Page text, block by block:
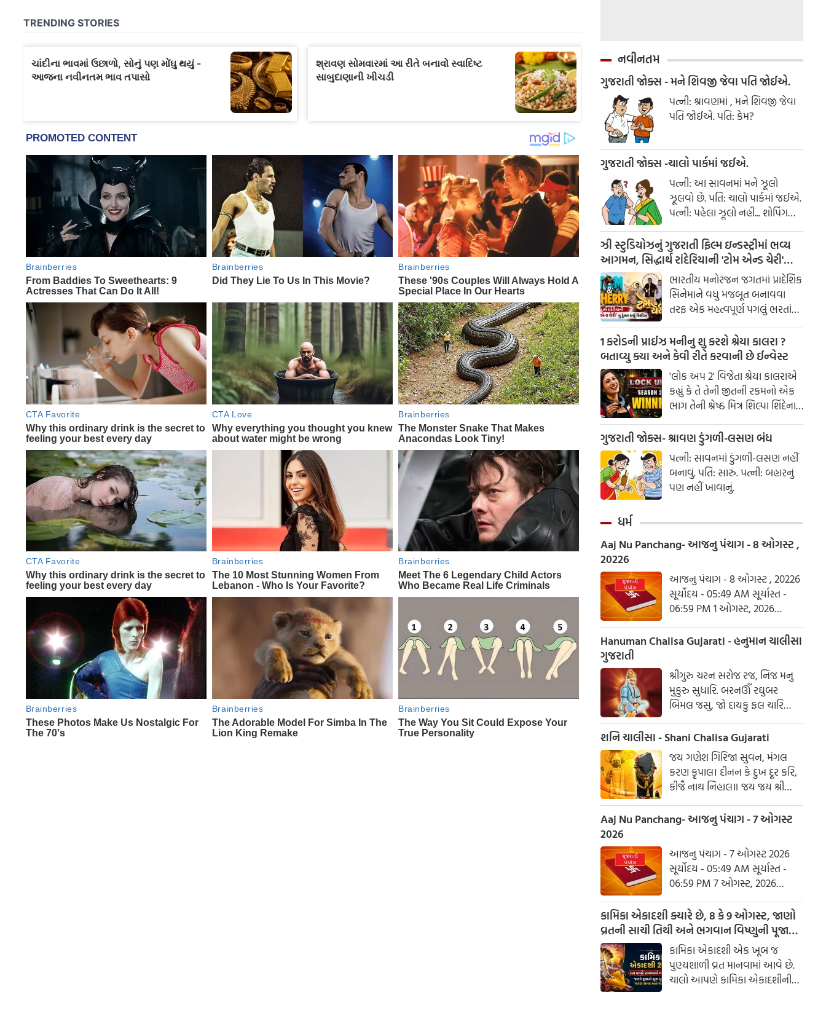
નવીનતમ
ગુજરાતી જોક્સ - મને શિવજી જેવા પતિ જોઈએ.
પત્ની: શ્રાવણમાં , મને શિવજી જેવા
પતિ જોઈએ. પતિ: કેમ?
ગુજરાતી જોક્સ -ચાલો પાર્કમાં જઈએ.
પત્ની: આ સાવનમાં મને ઝૂલો
ઝૂલવો છે. પતિ: ચાલો પાર્કમાં જઈએ.
પત્ની: પહેલા ઝૂલો નહીં... શોપિંગ
કરાવ!
ઝી સ્ટુડિયોઝનું ગુજરાતી ફિલ્મ ઇન્ડસ્ટ્રીમાં ભવ્ય
આગમન, સિદ્ધાર્થ રાંદેરિયાની 'ટોમ એન્ડ ચેરી'
સાથે કરશે શરૂઆત; ટ્રેલર થયું રિલીઝ
ભારતીય મનોરંજન જગતમાં પ્રાદેશિક
સિનેમાને વધુ મજબૂત બનાવવા
તરફ એક મહત્વપૂર્ણ પગલું ભરતાં
ઝી સ્ટુડિયોઝે ગુજરાતી ફિલ્મ
ઇન્ડસ્ટ્રીમાં પોતાની સત્તાવાર
એન્ટ્રીની જાહેરાત કરી છે.
1 કરોડની પ્રાઈઝ મનીનુ શુ કરશે શ્રેયા કાલરા ?
બતાવ્યુ ક્યા અને કેવી રીતે કરવાની છે ઈન્વેસ્ટ
'લોક અપ 2' વિજેતા શ્રેયા કાલરાએ
કહ્યું કે તે તેની જીતની રકમનો એક
ભાગ તેની શ્રેષ્ઠ મિત્ર શિલ્પા શિંદેના
આશ્રય ગૃહમાં દાન કરશે.
ગુજરાતી જોક્સ- શ્રાવણ ડુંગળી-લસણ બંધ
પત્ની: સાવનમાં ડુંગળી-લસણ નહીં
બનાવું. પતિ: સારું. પત્ની: બહારનું
પણ નહીં ખાવાનું.
ધર્મ
Aaj Nu Panchang- આજનુ પંચાગ - 8 ઓગસ્ટ ,
20226
આજનુ પંચાગ - 8 ઓગસ્ટ , 20226
સૂર્યોદય - 05:49 AM સૂર્યાસ્ત -
06:59 PM 1 ઓગસ્ટ, 2026
શનિવાર આષાઢ વદ ત્રિજ- વિક્રમ
સંવત 2082
Hanuman Chalisa Gujarati - હનુમાન ચાલીસા
ગુજરાતી
શ્રીગુરુ ચરન સરોજ રજ, નિજ મનુ
મુકુરુ સુધારિ. બરનઊઁ રઘુબર
બિમલ જસુ, જો દાયકુ ફલ ચારિ
બુદ્ધિહીન તનુ જાનિકે, સુમિરૌં પવન-
કુમાર. બલ બુદ્ધિ બિદ્યા દેહુ મોહિં,
હરહુ કલેસ બિકાર
શનિ ચાલીસા - Shani Chalisa Gujarati
જય ગણેશ ગિરિજા સુવન, મંગલ
કરણ કૃપાલ। દીનન કે દુખ દૂર કરિ,
કીજૈ નાથ નિહાલ॥ જય જય શ્રી
શનિદેવ પ્રભુ, સુનહુ વિનય મહારાજ।
કરહુ કૃપા હે રવિ તનય, રાખહુ જન
કી લાજ॥ શનિ ચાલીસા ચૌપાઈ :
Aaj Nu Panchang- આજનુ પંચાગ - 7 ઓગસ્ટ
2026
આજનુ પંચાગ - 7 ઓગસ્ટ 2026
સૂર્યોદય - 05:49 AM સૂર્યાસ્ત -
06:59 PM 7 ઓગસ્ટ, 2026
શુક્રવાર આષાઢ વદ નોમ - વિક્રમ
સંવત 2082
કામિકા એકાદશી ક્યારે છે, 8 કે 9 ઓગસ્ટ, જાણો
વ્રતની સાચી તિથી અને ભગવાન વિષ્ણુની પૂજાનું
શુભ મુહૂર્ત
કામિકા એકાદશી એક ખૂબ જ
પુણ્યશાળી વ્રત માનવામાં આવે છે.
ચાલો આપણે કામિકા એકાદશીની